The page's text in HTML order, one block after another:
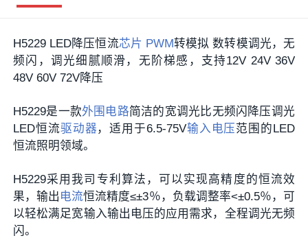
H5229 LED降压恒流芯片 PWM转模拟 数转模调光，无
频闪，调光细腻顺滑，无阶梯感，支持12V 24V 36V
48V 60V 72V降压
H5229是一款外围电路简洁的宽调光比无频闪降压调光
LED恒流驱动器 ，适用于6.5-75V输入电压范围的LED
恒流照明领域。
H5229采用我司专利算法，可以实现高精度的恒流效
果，输出 电流恒流精度≤±3％，负载调整率<±0.5％，可
以轻松满足宽输入输出电压的应用需求，全程调光无频
闪。